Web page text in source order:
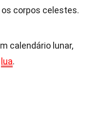
os corpos celestes.
calendário lunar,
lua.